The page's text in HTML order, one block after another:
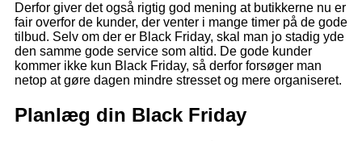
Derfor giver det også rigtig god mening at butikkerne nu er
fair overfor de kunder, der venter i mange timer på de gode
tilbud. Selv om der er Black Friday, skal man jo stadig yde
den samme gode service som altid. De gode kunder
kommer ikke kun Black Friday, så derfor forsøger man
netop at gøre dagen mindre stresset og mere organiseret.
Planlæg din Black Friday